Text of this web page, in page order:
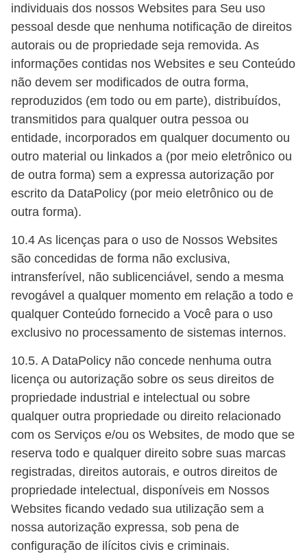
individuais dos nossos Websites para Seu uso
pessoal desde que nenhuma notificação de direitos
autorais ou de propriedade seja removida. As
informações contidas nos Websites e seu Conteúdo
não devem ser modificados de outra forma,
reproduzidos (em todo ou em parte), distribuídos,
transmitidos para qualquer outra pessoa ou
entidade, incorporados em qualquer documento ou
outro material ou linkados a (por meio eletrônico ou
de outra forma) sem a expressa autorização por
escrito da DataPolicy (por meio eletrônico ou de
outra forma).
10.4 As licenças para o uso de Nossos Websites
são concedidas de forma não exclusiva,
intransferível, não sublicenciável, sendo a mesma
revogável a qualquer momento em relação a todo e
qualquer Conteúdo fornecido a Você para o uso
exclusivo no processamento de sistemas internos.
10.5. A DataPolicy não concede nenhuma outra
licença ou autorização sobre os seus direitos de
propriedade industrial e intelectual ou sobre
qualquer outra propriedade ou direito relacionado
com os Serviços e/ou os Websites, de modo que se
reserva todo e qualquer direito sobre suas marcas
registradas, direitos autorais, e outros direitos de
propriedade intelectual, disponíveis em Nossos
Websites ficando vedado sua utilização sem a
nossa autorização expressa, sob pena de
configuração de ilícitos civis e criminais.